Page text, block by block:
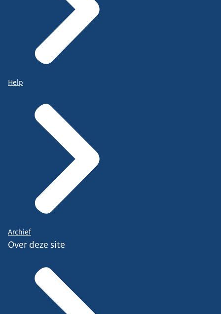
Help
Archief
Over deze site